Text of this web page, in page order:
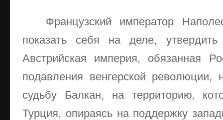
Французский император
показать себя на деле, утвердить
Австрийская империя, обязанная
подавления венгерской
судьбу Балкан, на территорию,
Турция, опираясь на поддержку